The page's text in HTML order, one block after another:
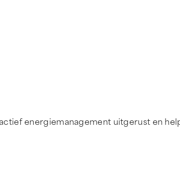
energiemanagement uitgerust en